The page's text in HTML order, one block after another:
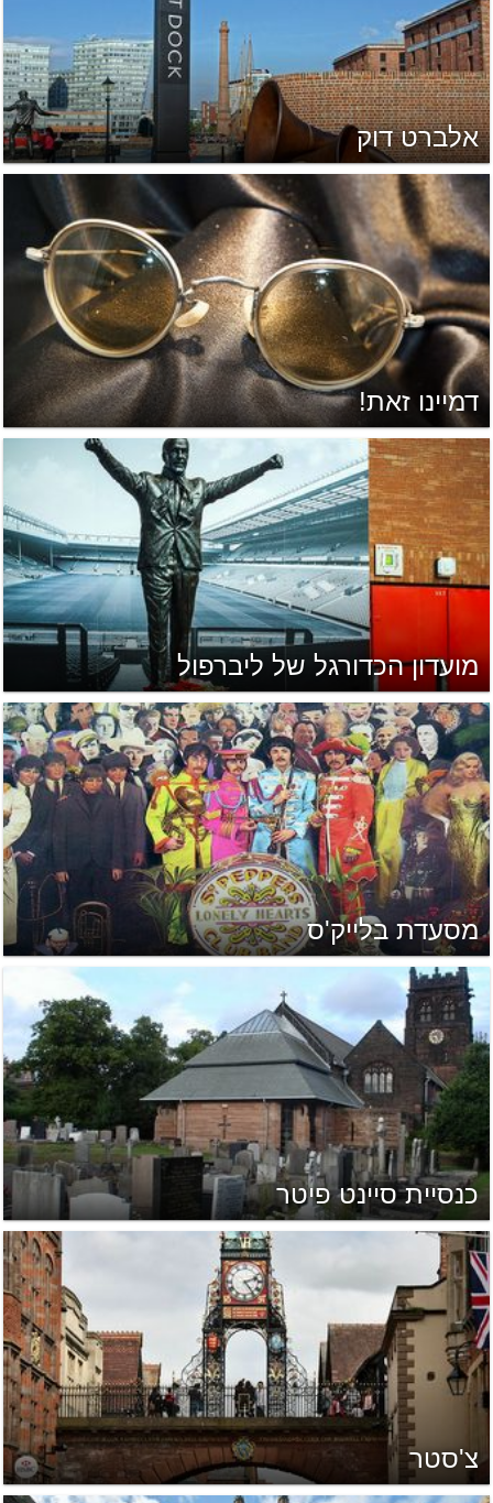
אלברט דוק
דמיינו זאת!
מועדון הכדורגל של ליברפול
מסעדת בלייק'ס
כנסיית סיינט פיטר
צ'סטר